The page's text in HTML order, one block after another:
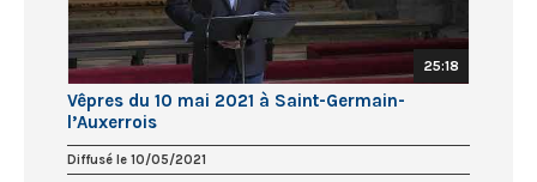
25:18
Vêpres du 10 mai 2021 à Saint-Germain-
l’Auxerrois
Diffusé le 10/05/2021